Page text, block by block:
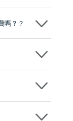
全球放心植牙中
大灣區及周邊城
分院，香港亦設
費咨詢，讓人十
嗎？？
用。